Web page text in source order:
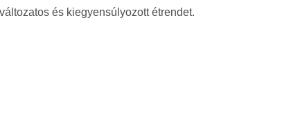
és kiegyensúlyozott étrendet.